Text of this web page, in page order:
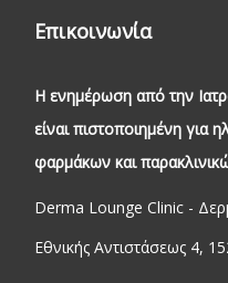
Επικοινωνία
Η ενημέρωση από την
είναι πιστοποιημένη για
φαρμάκων και
Derma Lounge Clinic -
Εθνικής Αντιστάσεως 4,